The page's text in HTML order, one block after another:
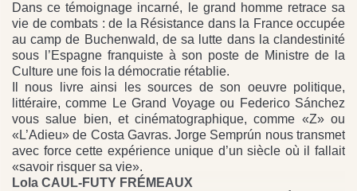
Dans ce témoignage incarné, le grand homme retrace sa
vie de combats : de la Résistance dans la France occupée
au camp de Buchenwald, de sa lutte dans la clandestinité
sous l’Espagne franquiste à son poste de Ministre de la
Culture une fois la démocratie rétablie.
Il nous livre ainsi les sources de son oeuvre politique,
littéraire, comme Le Grand Voyage ou Federico Sánchez
vous salue bien, et cinématographique, comme «Z» ou
«L’Adieu» de Costa Gavras. Jorge Semprún nous transmet
avec force cette expérience unique d’un siècle où il fallait
«savoir risquer sa vie».
Lola CAUL-FUTY FRÉMEAUX